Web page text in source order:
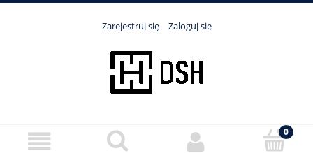
Zarejestruj się Zaloguj się